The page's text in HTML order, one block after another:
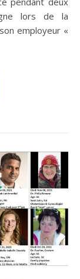
lors de la
employeur «